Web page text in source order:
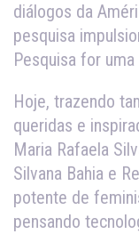
diálogos da
pesquisa
Pesquisa for
Hoje, trazendo
queridas e
Maria Rafaela
Silvana Bahia e
potente de
pensando